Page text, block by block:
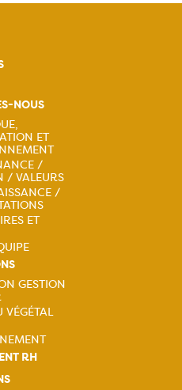
NOUS
ET
/
/ VALEURS
/
ET
GESTION
VÉGÉTAL
RH